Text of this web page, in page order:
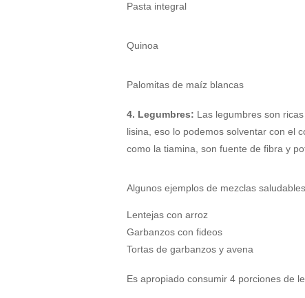
Pasta integral
Quinoa
Palomitas de maíz blancas
4. Legumbres: Las legumbres son
lisina, eso lo podemos solventar con el
como la tiamina, son fuente de fibra y
Algunos ejemplos de mezclas
Lentejas con arroz
Garbanzos con fideos
Tortas de garbanzos y avena
Es apropiado consumir 4 porciones de